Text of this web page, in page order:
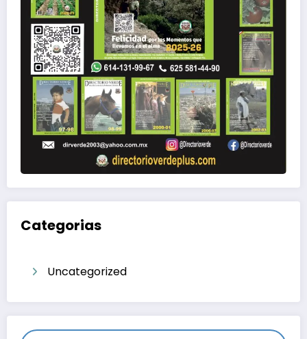
Categorias
Uncategorized